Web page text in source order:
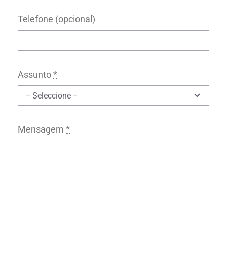
Telefone (opcional)
Assunto*
Mensagem *